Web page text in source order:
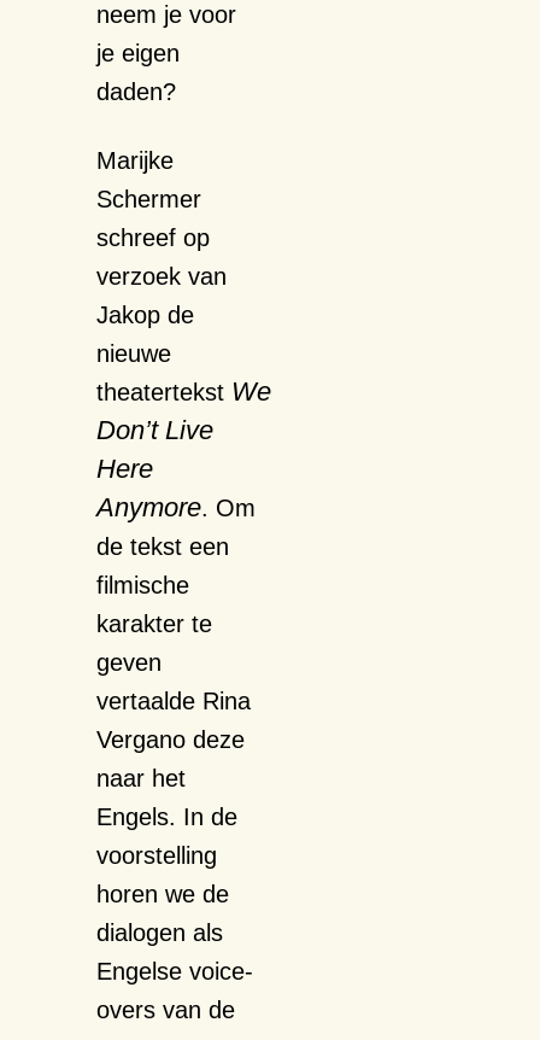
neem je voor
je eigen
daden?
Marijke
Schermer
schreef op
verzoek van
Jakop de
nieuwe
theatertekst We
Don’t Live
Here
Anymore. Om
de tekst een
filmische
karakter te
geven
vertaalde Rina
Vergano deze
naar het
Engels. In de
voorstelling
horen we de
dialogen als
Engelse voice-
overs van de